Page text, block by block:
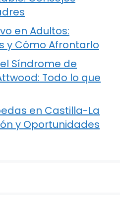
en Adultos:
y Cómo Afrontarlo
Síndrome de
Todo lo que
en Castilla-La
y Oportunidades